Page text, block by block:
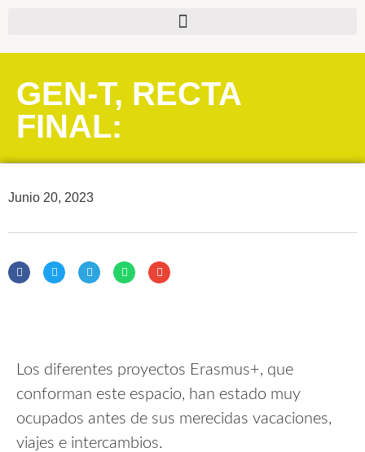
GEN-T, RECTA
FINAL:
Junio 20, 2023
Los diferentes proyectos Erasmus+, que
conforman este espacio, han estado muy
ocupados antes de sus merecidas vacaciones,
viajes e intercambios.